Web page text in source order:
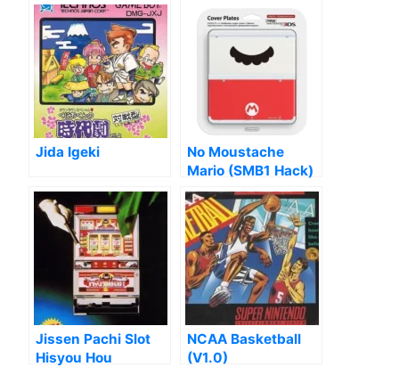
Jida Igeki
No Moustache
Mario (SMB1 Hack)
Jissen Pachi Slot
Hisyou Hou
NCAA Basketball
(V1.0)